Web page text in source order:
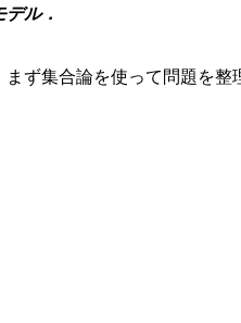
ル．
ず集合論を使って問題を